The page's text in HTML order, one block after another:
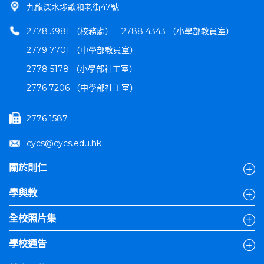
九龍深水埗歌和老街47號
2778 3981 （校務處）
2788 4343 （小學部教員室）
2779 7701 （中學部教員室）
2778 5178 （小學部社工室）
2776 7206 （中學部社工室）
2776 1587
cycs@cycs.edu.hk
關於則仁
學與教
全校照片集
學校通告